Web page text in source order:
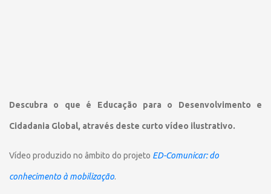
Descubra o que é Educação para o Desenvolvimento e
Cidadania Global, através deste curto vídeo ilustrativo.
Vídeo produzido no âmbito do projeto ED-Comunicar: do
conhecimento à mobilização.